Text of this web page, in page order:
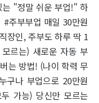
는 "정말 쉬운 부업!" 하
주부부업 매일 30만원
장인, 주부도 하루 딱 1
르는) 새로운 자동 부
는 방법! (나이 학력 무
구나 부업으로 20만원
가능) 당신만 모르는